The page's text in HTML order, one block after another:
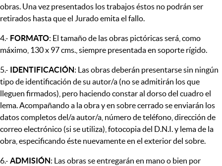
obras. Una vez presentados los trabajos éstos no podrán ser
retirados hasta que el Jurado emita el fallo.
4.- FORMATO: El tamaño de las obras pictóricas será, como
máximo, 130 x 97 cms., siempre presentada en soporte rígido.
5.- IDENTIFICACIÓN : Las obras deberán presentarse sin ningún
tipo de identificación de su autor/a (no se admitirán los que
lleguen firmados), pero haciendo constar al dorso del cuadro el
lema. Acompañando a la obra y en sobre cerrado se enviarán los
datos completos del/a autor/a, número de teléfono, dirección de
correo electrónico (si se utiliza), fotocopia del D.N.I. y lema de la
obra, especificando éste nuevamente en el exterior del sobre.
6.- ADMISIÓN : Las obras se entregarán en mano o bien por